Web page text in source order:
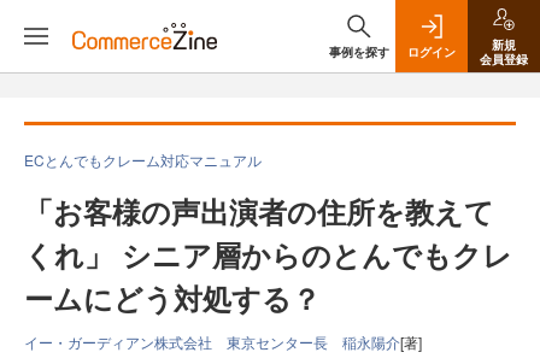
事例を探す ログイン
新規
会員登録
ECとんでもクレーム対応マニュアル
「お客様の声出演者の住所を教えて
くれ」 シニア層からのとんでもクレ
ームにどう対処する？
イー・ガーディアン株式会社 東京センター長 稲永陽介[著]